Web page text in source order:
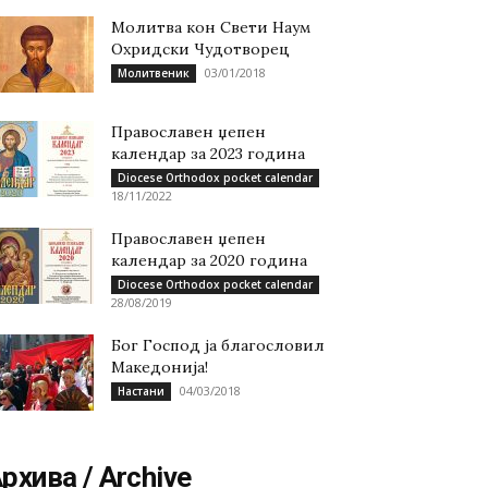
Молитва кон Свети Наум
Охридски Чудотворец
Молитвеник 03/01/2018
Православен џепен
календар за 2023 година
Diocese Orthodox pocket calendar
18/11/2022
Православен џепен
календар за 2020 година
Diocese Orthodox pocket calendar
28/08/2019
Бог Господ ја благословил
Македонија!
Настани 04/03/2018
/ Archive